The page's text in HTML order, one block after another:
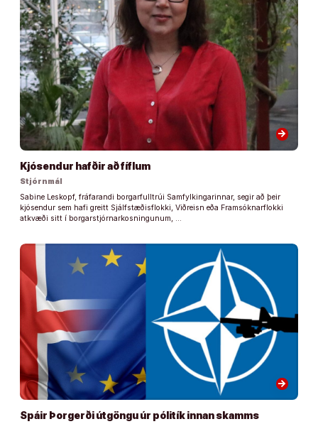
arrow_forward
Kjósendur hafðir að fíflum
Stjórnmál
Sabine Leskopf, fráfarandi borgarfulltrúi Samfylkingarinnar, segir að þeir
kjósendur sem hafi greitt Sjálfstæðisflokki, Viðreisn eða Framsóknarflokki
atkvæði sitt í borgarstjórnarkosningunum, …
arrow_forward
Spáir Þorgerði útgöngu úr pólitík innan skamms